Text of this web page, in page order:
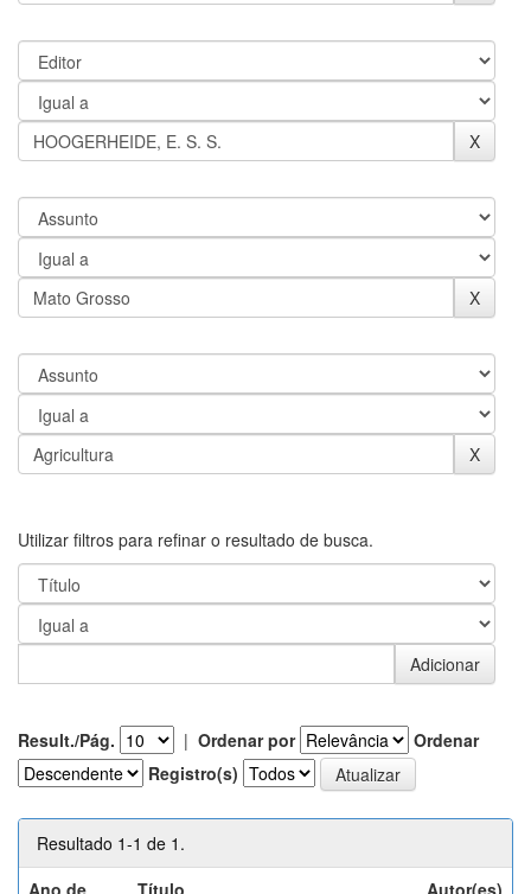
Utilizar filtros para refinar o resultado de busca.
Result./Pág. | Ordenar por
Ordenar
Registro(s)
Resultado 1-1 de 1.
Ano de
Título Autor(es)